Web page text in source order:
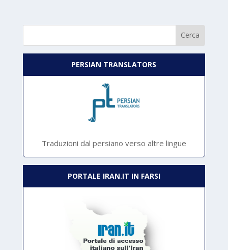
PERSIAN TRANSLATORS
Traduzioni dal persiano verso altre lingue
PORTALE IRAN.IT IN FARSI